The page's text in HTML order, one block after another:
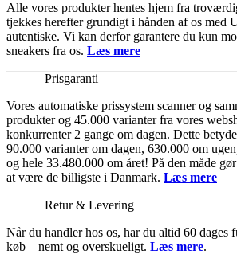
Alle vores produkter hentes hjem fra
tjekkes herefter grundigt i hånden af os med
autentiske. Vi kan derfor garantere du kun
sneakers fra os. Læs mere
Prisgaranti
Vores automatiske prissystem scanner og
produkter og 45.000 varianter fra vores
konkurrenter 2 gange om dagen. Dette
90.000 varianter om dagen, 630.000 om
og hele 33.480.000 om året! På den måde
at være de billigste i Danmark. Læs mere
Retur & Levering
Når du handler hos os, har du altid 60 dages
køb – nemt og overskueligt. Læs mere.